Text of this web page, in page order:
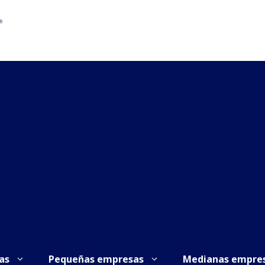
Pequeñas empresas Medianas